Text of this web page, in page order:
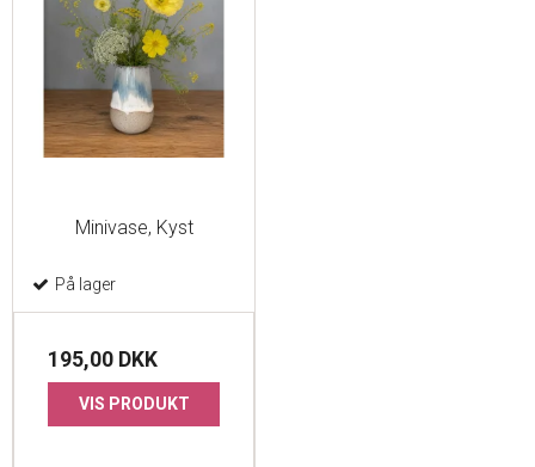
Minivase, Kyst
På lager
195,00 DKK
VIS PRODUKT